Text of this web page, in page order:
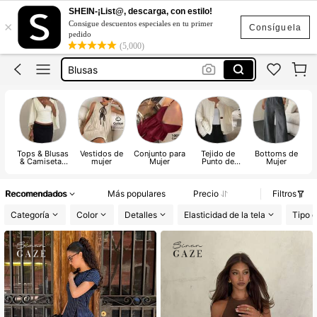
Consíguela
×
SHEIN-¡List@, descarga, con estilo!
Consigue descuentos especiales en tu primer
pedido
(5,000)
Blusas Bonitas
Vestidos
Blusas
Blusas Bonitas
Vestidos
Tops & Blusas
& Camisetas
Vestidos de
mujer
Conjunto para
Mujer
Tejido de
Punto de
Bottoms de
Mujer
Recomendados Más populares Precio
Filtros
Categoría
Color Detalles Elasticidad de la tela Tipo